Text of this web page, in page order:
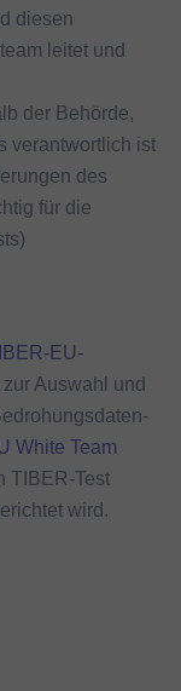
diesen
leitet und
der Behörde,
verantwortlich ist
des
für die
EU-
Auswahl und
White Team
TIBER-Test
wird.